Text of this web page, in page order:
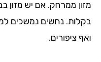
מזון ממרחק. אם יש מזון
בקלות. נחשים נמשכים
ואף ציפורים.